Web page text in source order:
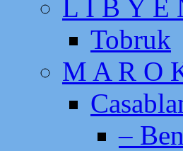
L I B Y E
Tobruk
M A R O
–